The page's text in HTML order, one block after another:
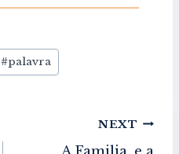
#palavra
NEXT